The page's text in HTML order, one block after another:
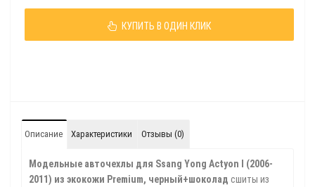
КУПИТЬ В ОДИН КЛИК
Описание Характеристики Отзывы (0)
Модельные авточехлы для Ssang Yong Actyon I (2006-
2011) из экокожи Premium, черный+шоколад сшиты из